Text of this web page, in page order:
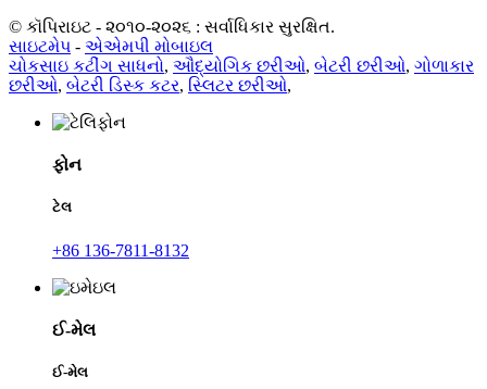
© કૉપિરાઇટ - ૨૦૧૦-૨૦૨૬ : સર્વાધિકાર સુરક્ષિત.
સાઇટમેપ - એએમપી મોબાઇલ
ચોકસાઇ કટીંગ સાધનો, ઔદ્યોગિક છરીઓ, બેટરી છરીઓ, ગોળાકાર
છરીઓ, બેટરી ડિસ્ક કટર, સ્લિટર છરીઓ,
ફોન
ટેલ
+86 136-7811-8132
ઈ-મેલ
ઈ-મેલ